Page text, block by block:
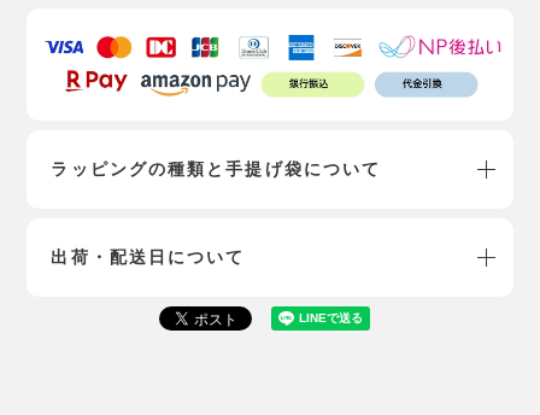
ラッピングの種類と手提げ袋について
出荷・配送日について